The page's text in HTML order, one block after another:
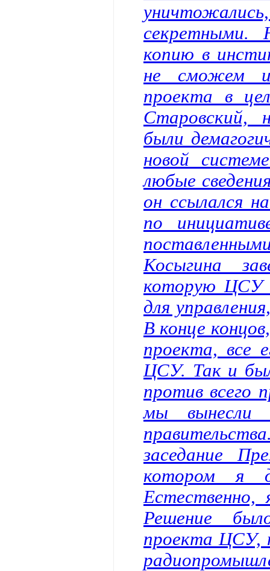
копию в
не сможем
проекта в
Старовский,
были
новой
любые
он ссылался
по
Косыгина
которую ЦСУ
для
В конце
проекта, все
ЦСУ. Так и
против всего
мы вынесли
заседание
котором я
Решение
проекта ЦСУ,